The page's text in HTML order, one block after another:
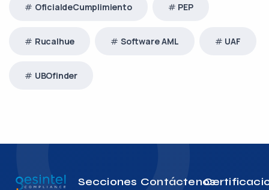
OficialdeCumplimiento PEP
Rucalhue Software AML UAF
UBOfinder
Secciones Contáctenos